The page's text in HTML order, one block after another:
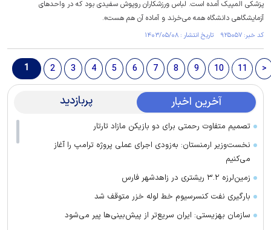
پزشکی المپیک آمده است. لباس ورزشکاران روپوش سفیدی بود که در واحدهای
آزمایشگاهی دانشگاه همه می‌خرند و آماده آن هم هست».
کد خبر: ۹۲۵۰۵۷ تاریخ انتشار : ۱۴۰۳/۰۵/۰۸
1 2 3 4 5 6 7 8 9 10 11 >
آخرین اخبار پربازدید
تصمیم متفاوت رحمتی برای دو بازیکن مازاد تارتار
نخست‌وزیر ارمنستان: به‌زودی اجرای عملی پروژه ترامپ را آغاز
می‌کنیم
زمین‌لرزه ۳.۲ ریشتری در زاهدشهر فارس
بارگیری نفت کنسرسیوم خط لوله خزر متوقف شد
سازمان بهزیستی: ایران سریع‌تر از پیش‌بینی‌ها پیر می‌شود